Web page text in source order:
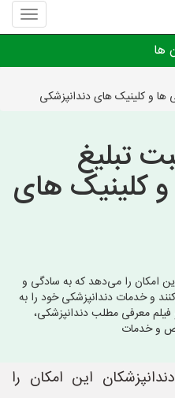
منوی
سایت
فروشی
ها
ها و کلینیک های دندانپزشکی
تبلیغ
کلینیک های
امکان را می‌دهد که به سادگی و
و خدمات دندانپزشکی خود را به
فیلم معرفی مطلب دندانپزشکی،
و خدمات
این امکان را